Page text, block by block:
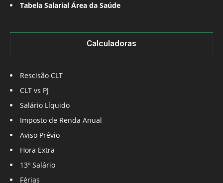
Tabela Salarial Área da Saúde
Calculadoras
Rescisão CLT
CLT vs PJ
Salário Líquido
Imposto de Renda Anual
Aviso Prévio
Hora Extra
13º Salário
Férias